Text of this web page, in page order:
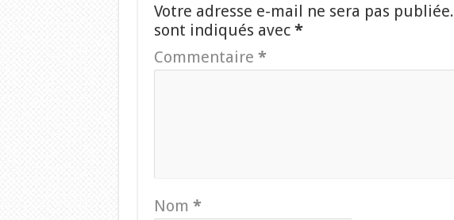
Votre adresse e-mail ne sera pas publiée.
sont indiqués avec *
Commentaire *
Nom *